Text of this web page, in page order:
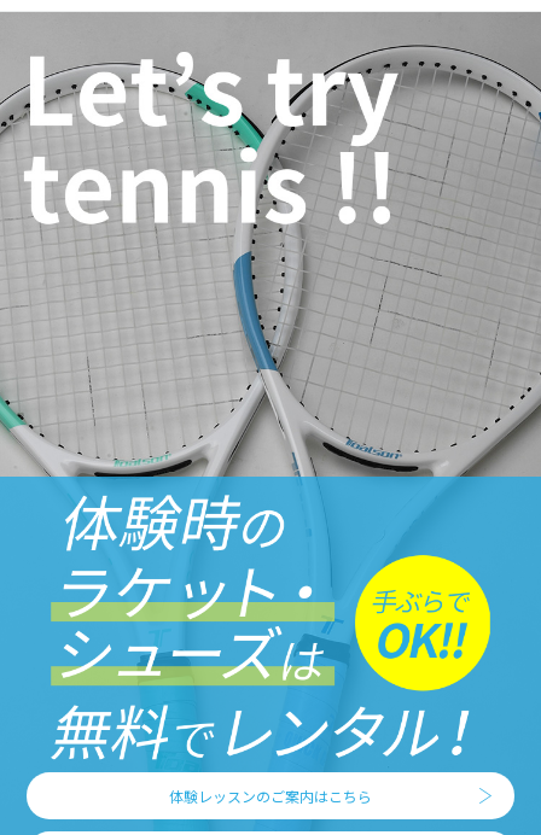
体験レッスンのご案内はこちら